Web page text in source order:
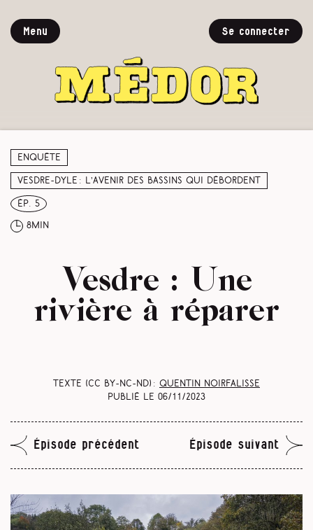
Menu Se connecter
Enquête
Vesdre-Dyle : l’avenir des bassins qui débordent
ép. 5
8min
Vesdre : Une
rivière à réparer
Texte (CC BY-NC-ND) : Quentin Noirfalisse
Publié le 06/11/2023
Épisode précédent Épisode suivant